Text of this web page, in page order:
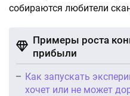
собираются любители
Примеры роста
прибыли
Как запускать
хочет или не может